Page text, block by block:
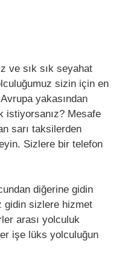
ve sık sık seyahat
sizin için en
yakasından
istiyorsanız? Mesafe
sarı taksilerden
Sizlere bir telefon
diğerine gidin
gidin sizlere hizmet
arası yolculuk
işe lüks yolculuğun